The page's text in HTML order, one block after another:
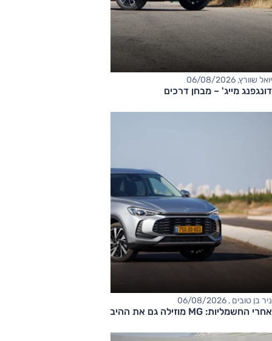
יואל שוורץ, 06/08/2026
דונגפנג מייג' – מבחן דרכים
ניר בן טובים , 06/08/2026
אחרי החשמליות: MG מוזילה גם את ההיברידיות